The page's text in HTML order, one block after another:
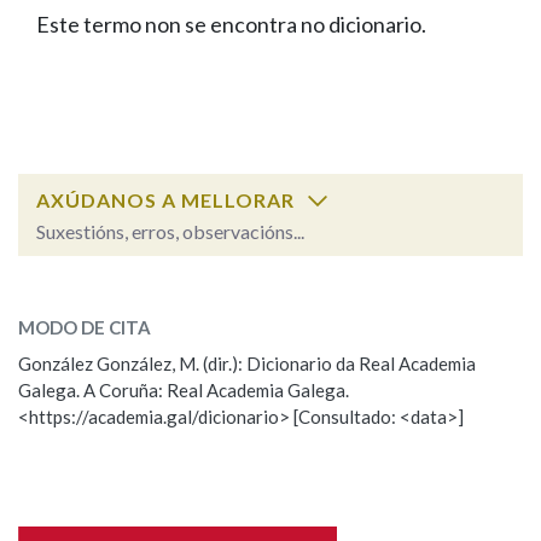
FIGURAS HOMENAXEADAS
PORTAL DAS PALABRAS
Facebook
TwitterYoutubeInstagram
Bluesky
BUSCAR NOS LEMAS
Remata por
BUSCAR NO CONTIDO
Nas definicións
Este termo non se encontra no dicionario.
AXÚDANOS A MELLORAR
Suxestións, erros, observacións...
Observación
Nome
MODO DE CITA
González González, M. (dir.): Dicionario da Real Academia
Galega. A Coruña: Real Academia Galega.
<https://academia.gal/dicionario> [Consultado: <data>]